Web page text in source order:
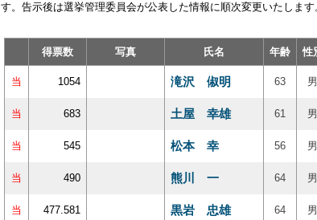
す。告示後は選挙管理委員会が公表した情報に順次変更いたします
得票数
写真 氏名 年齢 性
当 1054 滝沢 俶明 63 男
当 683 土屋 幸雄 61 男
当 545 松本 幸 56 男
当 490 熊川 一 64 男
当 477.581 黒岩 忠雄 64 男